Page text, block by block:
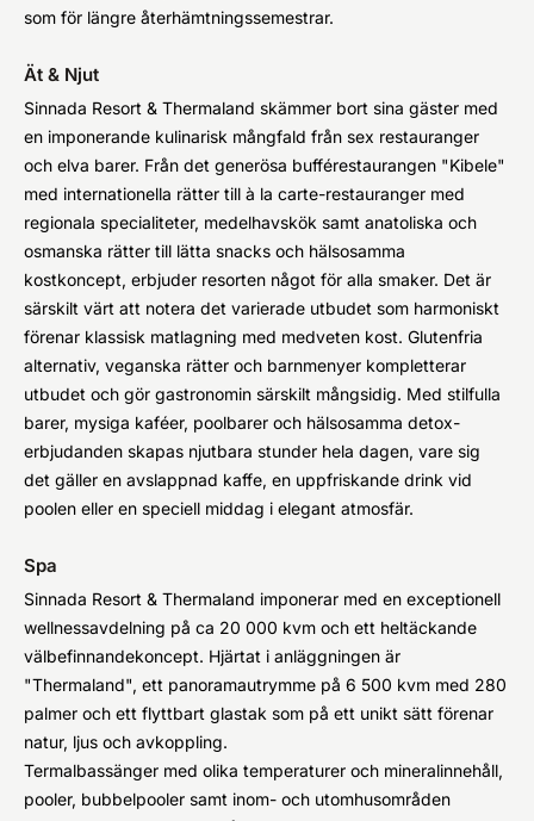
som för längre återhämtningssemestrar.
Ät & Njut
Sinnada Resort & Thermaland skämmer bort sina gäster med
en imponerande kulinarisk mångfald från sex restauranger
och elva barer. Från det generösa bufférestaurangen "Kibele"
med internationella rätter till à la carte-restauranger med
regionala specialiteter, medelhavskök samt anatoliska och
osmanska rätter till lätta snacks och hälsosamma
kostkoncept, erbjuder resorten något för alla smaker. Det är
särskilt värt att notera det varierade utbudet som harmoniskt
förenar klassisk matlagning med medveten kost. Glutenfria
alternativ, veganska rätter och barnmenyer kompletterar
utbudet och gör gastronomin särskilt mångsidig. Med stilfulla
barer, mysiga kaféer, poolbarer och hälsosamma detox-
erbjudanden skapas njutbara stunder hela dagen, vare sig
det gäller en avslappnad kaffe, en uppfriskande drink vid
poolen eller en speciell middag i elegant atmosfär.
Spa
Sinnada Resort & Thermaland imponerar med en exceptionell
wellnessavdelning på ca 20 000 kvm och ett heltäckande
välbefinnandekoncept. Hjärtat i anläggningen är
"Thermaland", ett panoramautrymme på 6 500 kvm med 280
palmer och ett flyttbart glastak som på ett unikt sätt förenar
natur, ljus och avkoppling.
Termalbassänger med olika temperaturer och mineralinnehåll,
pooler, bubbelpooler samt inom- och utomhusområden